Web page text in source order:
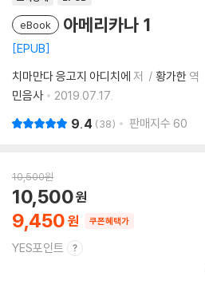
eBook 아메리카나 1
EPUB
치마만다 응고지 아디치에 저 황가한 역
민음사
2019.07.17.
9.4 38 판매지수 60
10,500원
9,450
10,500
쿠폰혜택가
YES포인트